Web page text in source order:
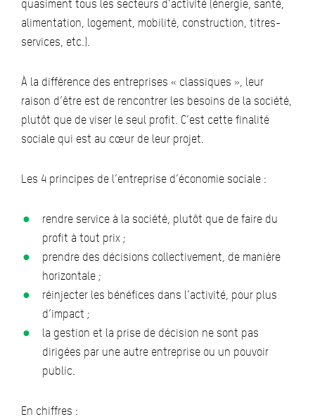
quasiment tous les secteurs d’activité (énergie, santé,
alimentation, logement, mobilité, construction, titres-
services, etc.).
À la différence des entreprises « classiques », leur
raison d’être est de rencontrer les besoins de la société,
plutôt que de viser le seul profit. C’est cette finalité
sociale qui est au cœur de leur projet.
Les 4 principes de l’entreprise d’économie sociale :
rendre service à la société, plutôt que de faire du
profit à tout prix ;
prendre des décisions collectivement, de manière
horizontale ;
réinjecter les bénéfices dans l’activité, pour plus
d’impact ;
la gestion et la prise de décision ne sont pas
dirigées par une autre entreprise ou un pouvoir
public.
En chiffres :